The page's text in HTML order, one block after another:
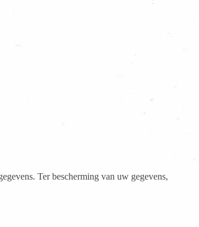
Ter bescherming van uw gegevens,